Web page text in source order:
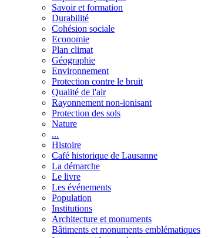
Savoir et formation
Durabilité
Cohésion sociale
Economie
Plan climat
Géographie
Environnement
Protection contre le bruit
Qualité de l'air
Rayonnement non-ionisant
Protection des sols
Nature
...
Histoire
Café historique de Lausanne
La démarche
Le livre
Les événements
Population
Institutions
Architecture et monuments
Bâtiments et monuments emblématiques